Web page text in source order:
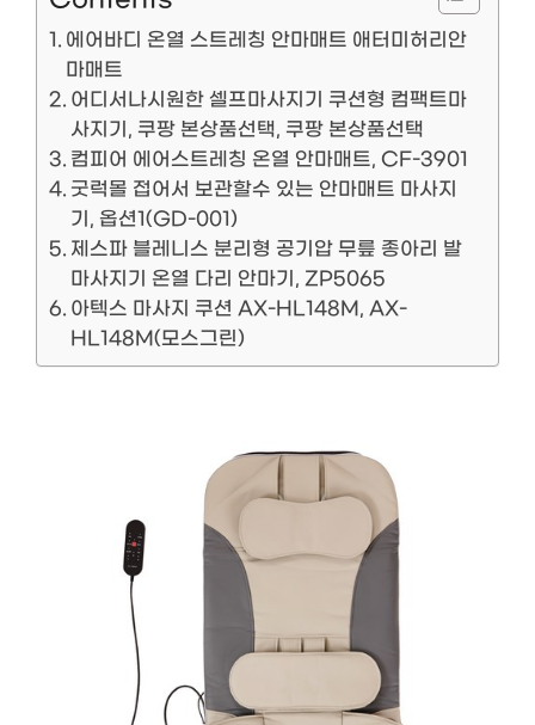
에어바디 온열 스트레칭 안마매트 애터미허리안
마매트
어디서나시원한 셀프마사지기 쿠션형 컴팩트마
사지기, 쿠팡 본상품선택, 쿠팡 본상품선택
컴피어 에어스트레칭 온열 안마매트, CF-3901
굿럭몰 접어서 보관할수 있는 안마매트 마사지
기, 옵션1(GD-001)
제스파 블레니스 분리형 공기압 무릎 종아리 발
마사지기 온열 다리 안마기, ZP5065
아텍스 마사지 쿠션 AX-HL148M, AX-
HL148M(모스그린)